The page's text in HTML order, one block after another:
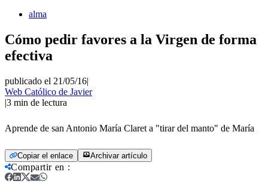
alma
Cómo pedir favores a la Virgen de forma
efectiva
publicado el 21/05/16|
Web Católico de Javier
|3 min de lectura
Aprende de san Antonio María Claret a "tirar del manto" de María
Copiar el enlace Archivar artículo
Compartir en :